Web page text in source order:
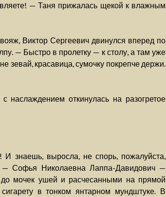
— Таня прижалась щекой к влажным
Виктор Сергеевич двинулся вперед по
— Быстро в пролетку — к столу, а там уже
зевай, красавица, сумочку покрепче держи.
наслаждением откинулась на разогретое
знаешь, выросла, не спорь, пожалуйста,
Софья Николаевна Лаппа-Давидович —
мочек ушей и расчесанными на прямой
в тонком янтарном мундштуке. В